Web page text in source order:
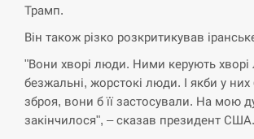
СЕРПЕНЬ
14:23
Поставки ракет для ПВО
хотя у партнеров они…
СЕРПЕНЬ
Трамп.
Він також різко розкритикував
"Вони хворі люди. Ними керують хворі
безжальні, жорстокі люди. І якби у них
зброя, вони б її застосували. На мою
закінчилося", – сказав президент США.